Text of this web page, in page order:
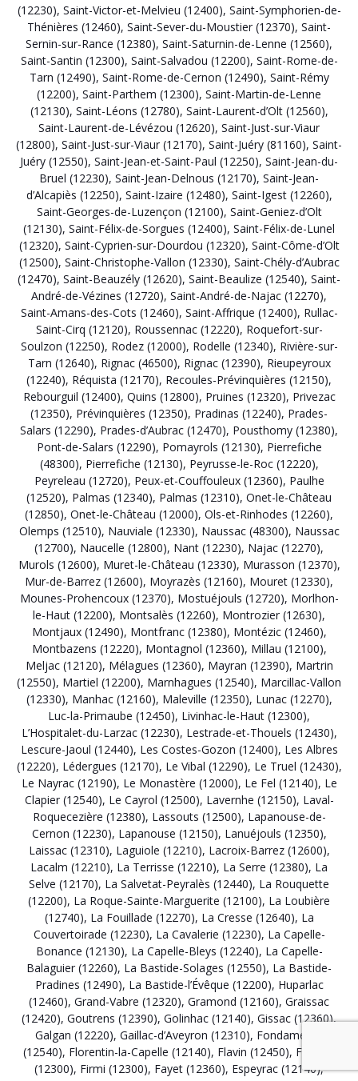
(12230), Saint-Victor-et-Melvieu (12400), Saint-Symphorien-de-
Thénières (12460), Saint-Sever-du-Moustier (12370), Saint-
Sernin-sur-Rance (12380), Saint-Saturnin-de-Lenne (12560),
Saint-Santin (12300), Saint-Salvadou (12200), Saint-Rome-de-
Tarn (12490), Saint-Rome-de-Cernon (12490), Saint-Rémy
(12200), Saint-Parthem (12300), Saint-Martin-de-Lenne
(12130), Saint-Léons (12780), Saint-Laurent-d’Olt (12560),
Saint-Laurent-de-Lévézou (12620), Saint-Just-sur-Viaur
(12800), Saint-Just-sur-Viaur (12170), Saint-Juéry (81160), Saint-
Juéry (12550), Saint-Jean-et-Saint-Paul (12250), Saint-Jean-du-
Bruel (12230), Saint-Jean-Delnous (12170), Saint-Jean-
d’Alcapiès (12250), Saint-Izaire (12480), Saint-Igest (12260),
Saint-Georges-de-Luzençon (12100), Saint-Geniez-d’Olt
(12130), Saint-Félix-de-Sorgues (12400), Saint-Félix-de-Lunel
(12320), Saint-Cyprien-sur-Dourdou (12320), Saint-Côme-d’Olt
(12500), Saint-Christophe-Vallon (12330), Saint-Chély-d’Aubrac
(12470), Saint-Beauzély (12620), Saint-Beaulize (12540), Saint-
André-de-Vézines (12720), Saint-André-de-Najac (12270),
Saint-Amans-des-Cots (12460), Saint-Affrique (12400), Rullac-
Saint-Cirq (12120), Roussennac (12220), Roquefort-sur-
Soulzon (12250), Rodez (12000), Rodelle (12340), Rivière-sur-
Tarn (12640), Rignac (46500), Rignac (12390), Rieupeyroux
(12240), Réquista (12170), Recoules-Prévinquières (12150),
Rebourguil (12400), Quins (12800), Pruines (12320), Privezac
(12350), Prévinquières (12350), Pradinas (12240), Prades-
Salars (12290), Prades-d’Aubrac (12470), Pousthomy (12380),
Pont-de-Salars (12290), Pomayrols (12130), Pierrefiche
(48300), Pierrefiche (12130), Peyrusse-le-Roc (12220),
Peyreleau (12720), Peux-et-Couffouleux (12360), Paulhe
(12520), Palmas (12340), Palmas (12310), Onet-le-Château
(12850), Onet-le-Château (12000), Ols-et-Rinhodes (12260),
Olemps (12510), Nauviale (12330), Naussac (48300), Naussac
(12700), Naucelle (12800), Nant (12230), Najac (12270),
Murols (12600), Muret-le-Château (12330), Murasson (12370),
Mur-de-Barrez (12600), Moyrazès (12160), Mouret (12330),
Mounes-Prohencoux (12370), Mostuéjouls (12720), Morlhon-
le-Haut (12200), Montsalès (12260), Montrozier (12630),
Montjaux (12490), Montfranc (12380), Montézic (12460),
Montbazens (12220), Montagnol (12360), Millau (12100),
Meljac (12120), Mélagues (12360), Mayran (12390), Martrin
(12550), Martiel (12200), Marnhagues (12540), Marcillac-Vallon
(12330), Manhac (12160), Maleville (12350), Lunac (12270),
Luc-la-Primaube (12450), Livinhac-le-Haut (12300),
L’Hospitalet-du-Larzac (12230), Lestrade-et-Thouels (12430),
Lescure-Jaoul (12440), Les Costes-Gozon (12400), Les Albres
(12220), Lédergues (12170), Le Vibal (12290), Le Truel (12430),
Le Nayrac (12190), Le Monastère (12000), Le Fel (12140), Le
Clapier (12540), Le Cayrol (12500), Lavernhe (12150), Laval-
Roquecezière (12380), Lassouts (12500), Lapanouse-de-
Cernon (12230), Lapanouse (12150), Lanuéjouls (12350),
Laissac (12310), Laguiole (12210), Lacroix-Barrez (12600),
Lacalm (12210), La Terrisse (12210), La Serre (12380), La
Selve (12170), La Salvetat-Peyralès (12440), La Rouquette
(12200), La Roque-Sainte-Marguerite (12100), La Loubière
(12740), La Fouillade (12270), La Cresse (12640), La
Couvertoirade (12230), La Cavalerie (12230), La Capelle-
Bonance (12130), La Capelle-Bleys (12240), La Capelle-
Balaguier (12260), La Bastide-Solages (12550), La Bastide-
Pradines (12490), La Bastide-l’Évêque (12200), Huparlac
(12460), Grand-Vabre (12320), Gramond (12160), Graissac
(12420), Goutrens (12390), Golinhac (12140), Gissac (12360),
Galgan (12220), Gaillac-d’Aveyron (12310), Fondamente
(12540), Florentin-la-Capelle (12140), Flavin (12450), Flagnac
(12300), Firmi (12300), Fayet (12360), Espeyrac (12140),